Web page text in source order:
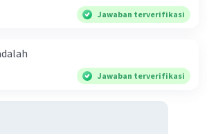
Jawaban terverifikasi
Jawaban terverifikasi